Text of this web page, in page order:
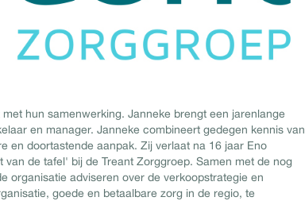
hun samenwerking. Janneke brengt een jarenlange
en manager. Janneke combineert gedegen kennis van
en doortastende aanpak. Zij verlaat na 16 jaar Eno
de tafel' bij de Treant Zorggroep. Samen met de nog
organisatie adviseren over de verkoopstrategie en
goede en betaalbare zorg in de regio, te